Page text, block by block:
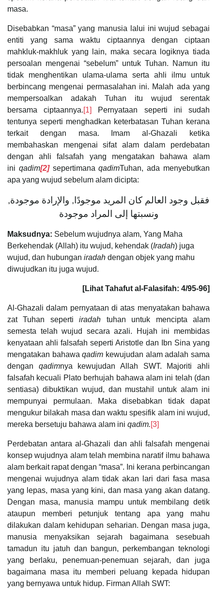
masa.
Disebabkan “masa” yang manusia lalui ini wujud sebagai
entiti yang sama waktu ciptaannya dengan ciptaan
mahkluk-makhluk yang lain, maka secara logiknya tiada
persoalan mengenai “sebelum” untuk Tuhan. Namun itu
tidak menghentikan ulama-ulama serta ahli ilmu untuk
berbincang mengenai permasalahan ini. Malah ada yang
mempersoalkan adakah Tuhan itu wujud serentak
bersama ciptaannya.[1]
Pernyataan seperti ini sudah
tentunya seperti menghadkan keterbatasan Tuhan kerana
terkait dengan masa. Imam al-Ghazali ketika
membahaskan mengenai sifat
alam dalam perdebatan
dengan ahli falsafah yang mengatakan bahawa alam
ini qadim[2]sepertimanaqadimTuhan, ada menyebutkan
apa yang wujud sebelum alam dicipta:
فقبل وجود العالم كان المريد موجودًا, والإرادة موجودة,
ونسبتها إلى المراد موجودة
Maksudnya: Sebelum wujudnya alam, Yang Maha
Berkehendak (Allah) itu wujud, kehendak (Iradah) juga
wujud, dan hubungan iradah dengan objek yang mahu
diwujudkan itu juga wujud.
[Lihat Tahafut al-Falasifah: 4/95-96]
Al-Ghazali dalam pernyataan di atas menyatakan bahawa
zat Tuhan sepertiiradah tuhan untuk mencipta alam
semesta telah wujud secara azali. Hujah ini membidas
kenyataan ahli falsafah seperti Aristotle dan Ibn Sina yang
mengatakan bahawaqadim kewujudan alam adalah sama
dengan qadimnya kewujudan Allah SWT. Majoriti ahli
falsafah kecuali Plato berhujah bahawa alam ini telah (dan
sentiasa) dibuktikan wujud, dan mustahil untuk alam ini
mempunyai permulaan. Maka disebabkan tidak dapat
mengukur bilakah masa dan waktu spesifik alam ini wujud,
mereka bersetuju bahawa alam ini qadim.[3]
Perdebatan antara al-Ghazali dan ahli falsafah mengenai
konsep wujudnya alam telah membina naratif ilmu bahawa
alam berkait rapat dengan “masa”. Ini kerana perbincangan
mengenai wujudnya alam tidak akan lari dari fasa masa
yang lepas, masa yang kini, dan masa yang akan datang.
Dengan masa, manusia mampu untuk membilang detik
ataupun memberi petunjuk tentang apa yang mahu
dilakukan dalam kehidupan seharian. Dengan masa juga,
manusia menyaksikan sejarah bagaimana sesebuah
tamadun itu jatuh dan bangun, perkembangan teknologi
yang berlaku, penemuan-penemuan sejarah, dan juga
bagaimana masa itu memberi peluang kepada hidupan
yang bernyawa untuk hidup. Firman Allah SWT: